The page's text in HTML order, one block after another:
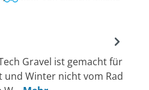
Gravel ist gemacht für
und Winter nicht vom Rad